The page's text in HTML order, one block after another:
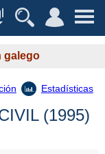
galego
Estadísticas
(1995)